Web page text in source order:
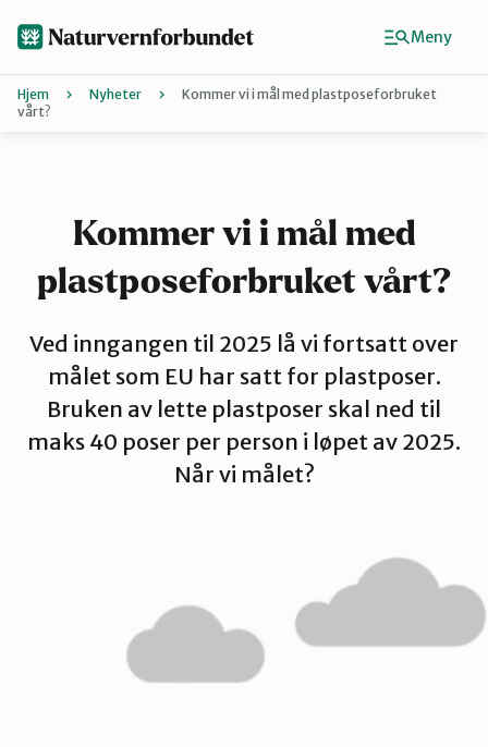
Buskerud
Finnmark
Hordaland
Nordland
Hjem Nyheter
Kommer vi i mål med plastposeforbruket
vårt?
Kommer vi i mål med
plastposeforbruket vårt?
Ved inngangen til 2025 lå vi fortsatt over
målet som EU har satt for plastposer.
Bruken av lette plastposer skal ned til
maks 40 poser per person i løpet av 2025.
Når vi målet?